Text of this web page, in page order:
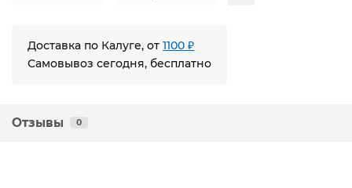
Доставка по Калуге, от 1100 ₽
Самовывоз сегодня, бесплатно
Отзывы 0